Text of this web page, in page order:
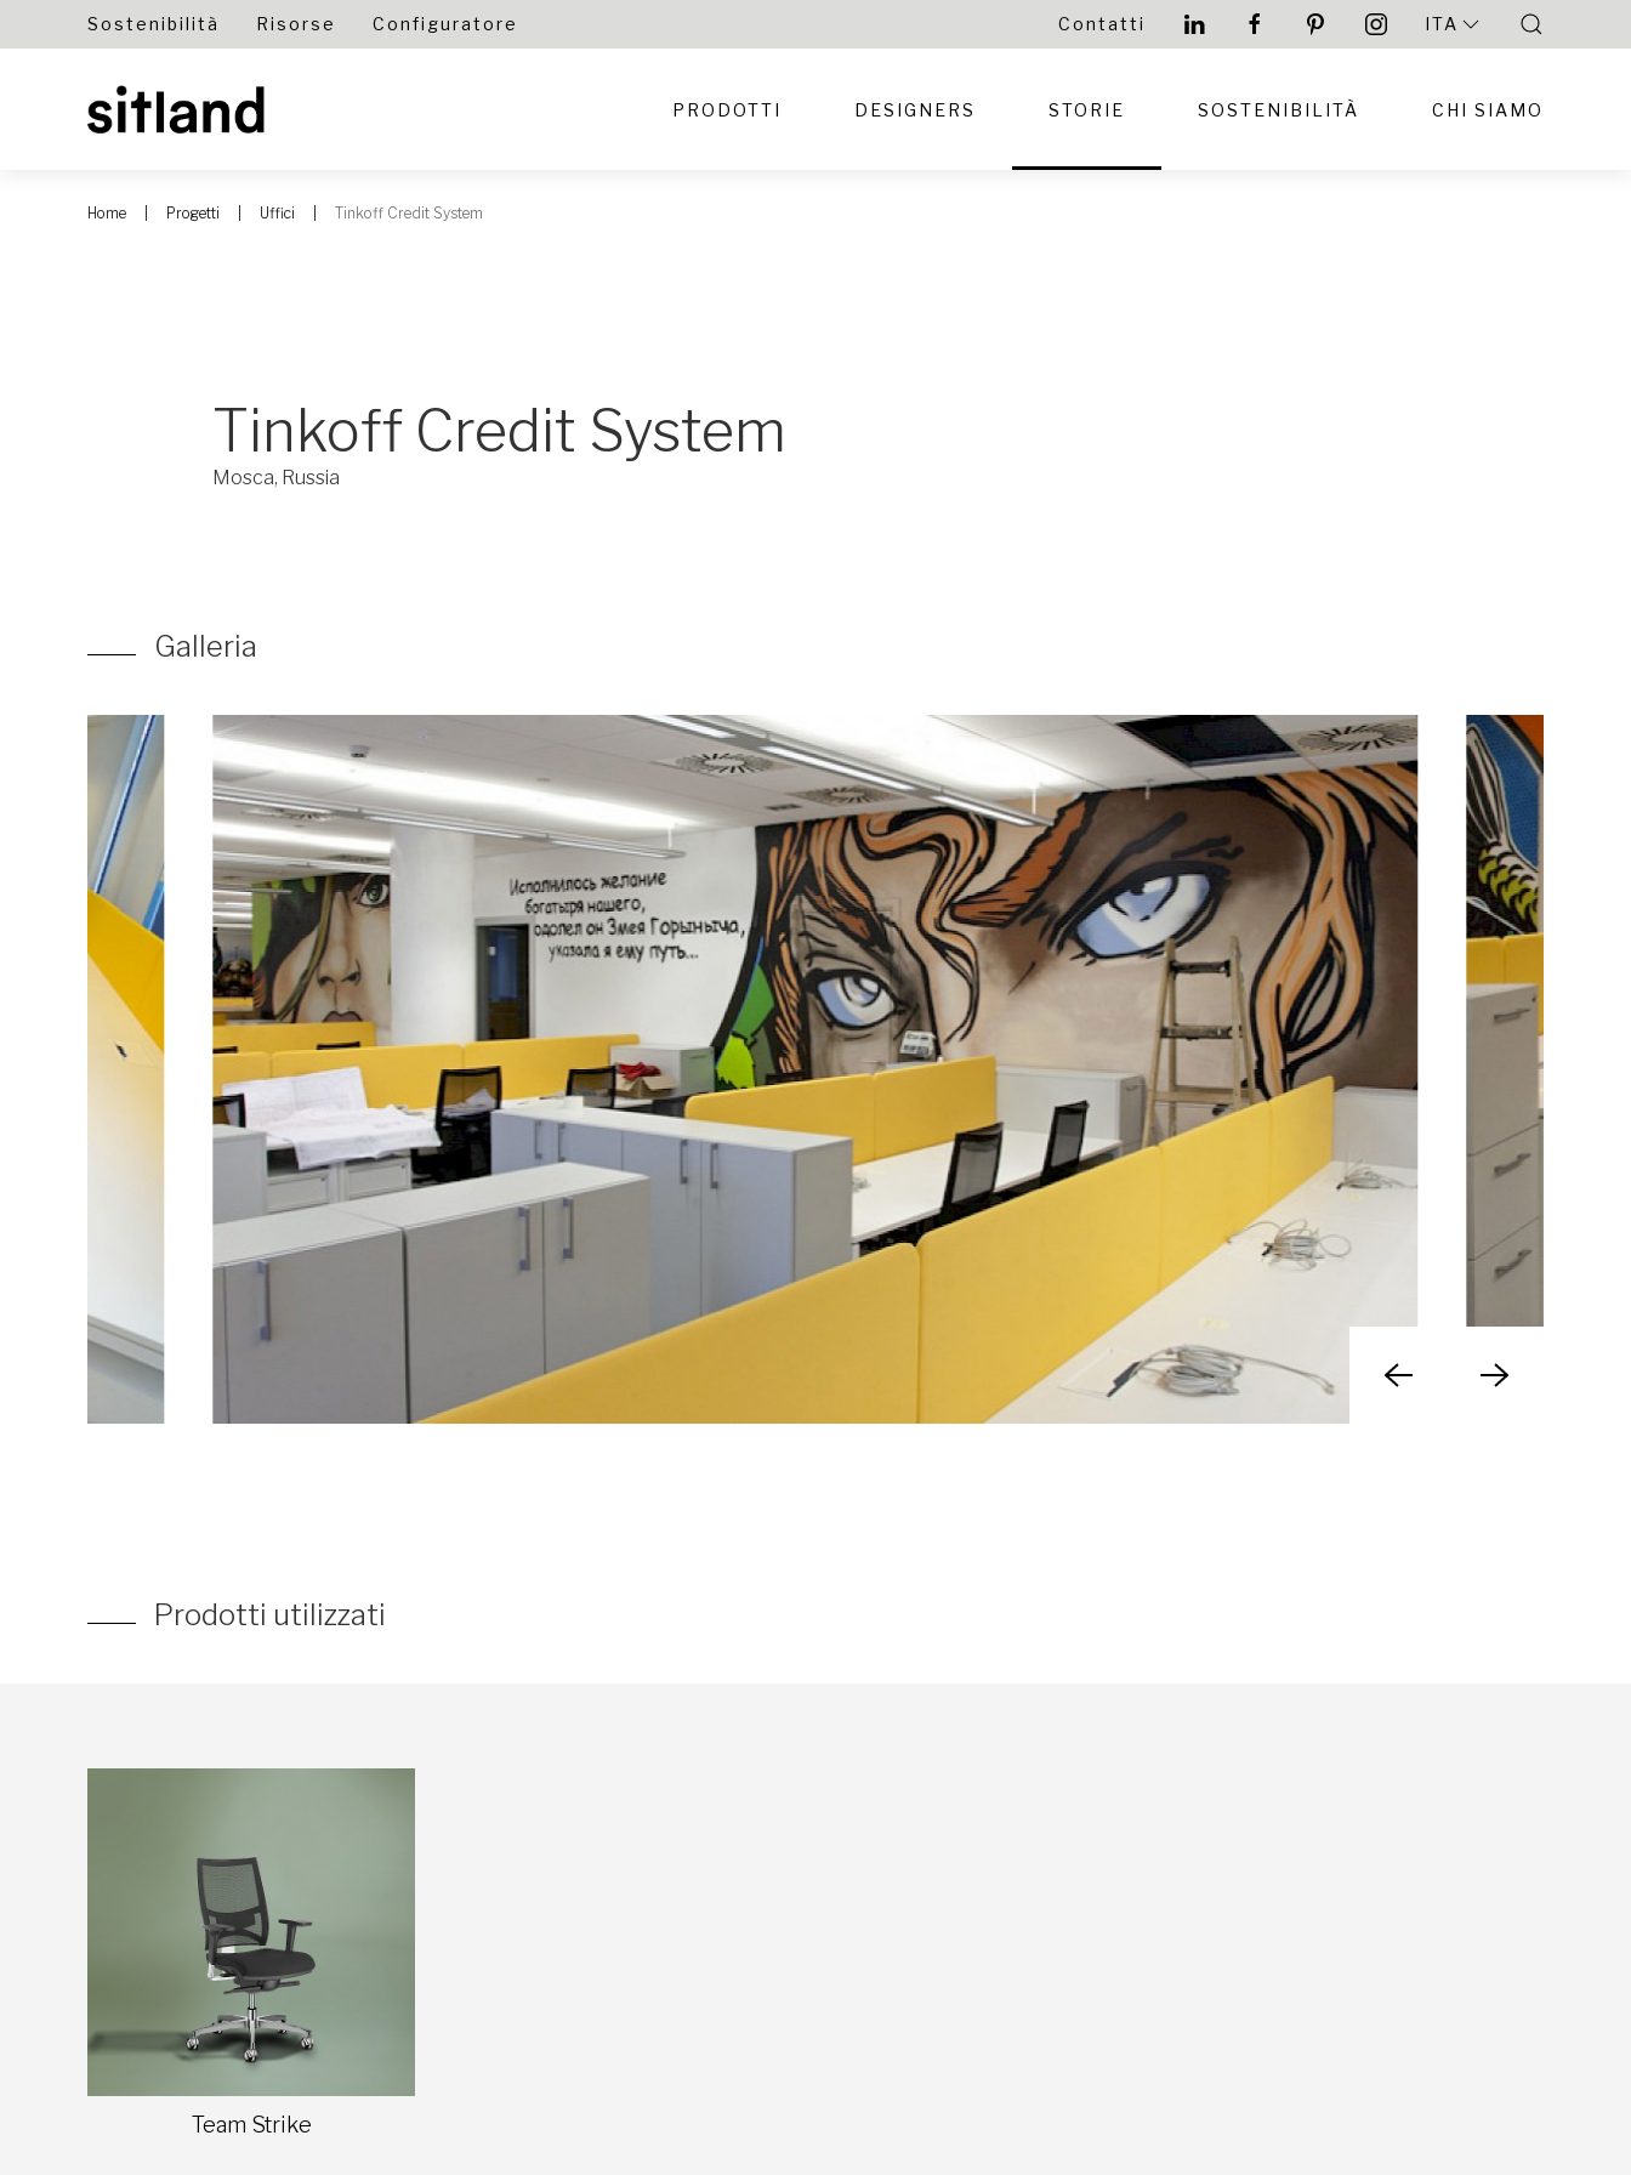
Sostenibilità Risorse Configuratore Contatti ITA
PRODOTTI DESIGNERS STORIE SOSTENIBILITÀ CHI SIAMO
Home Progetti Uffici Tinkoff Credit System
Tinkoff Credit System
Mosca, Russia
Galleria
Prodotti utilizzati
Team Strike